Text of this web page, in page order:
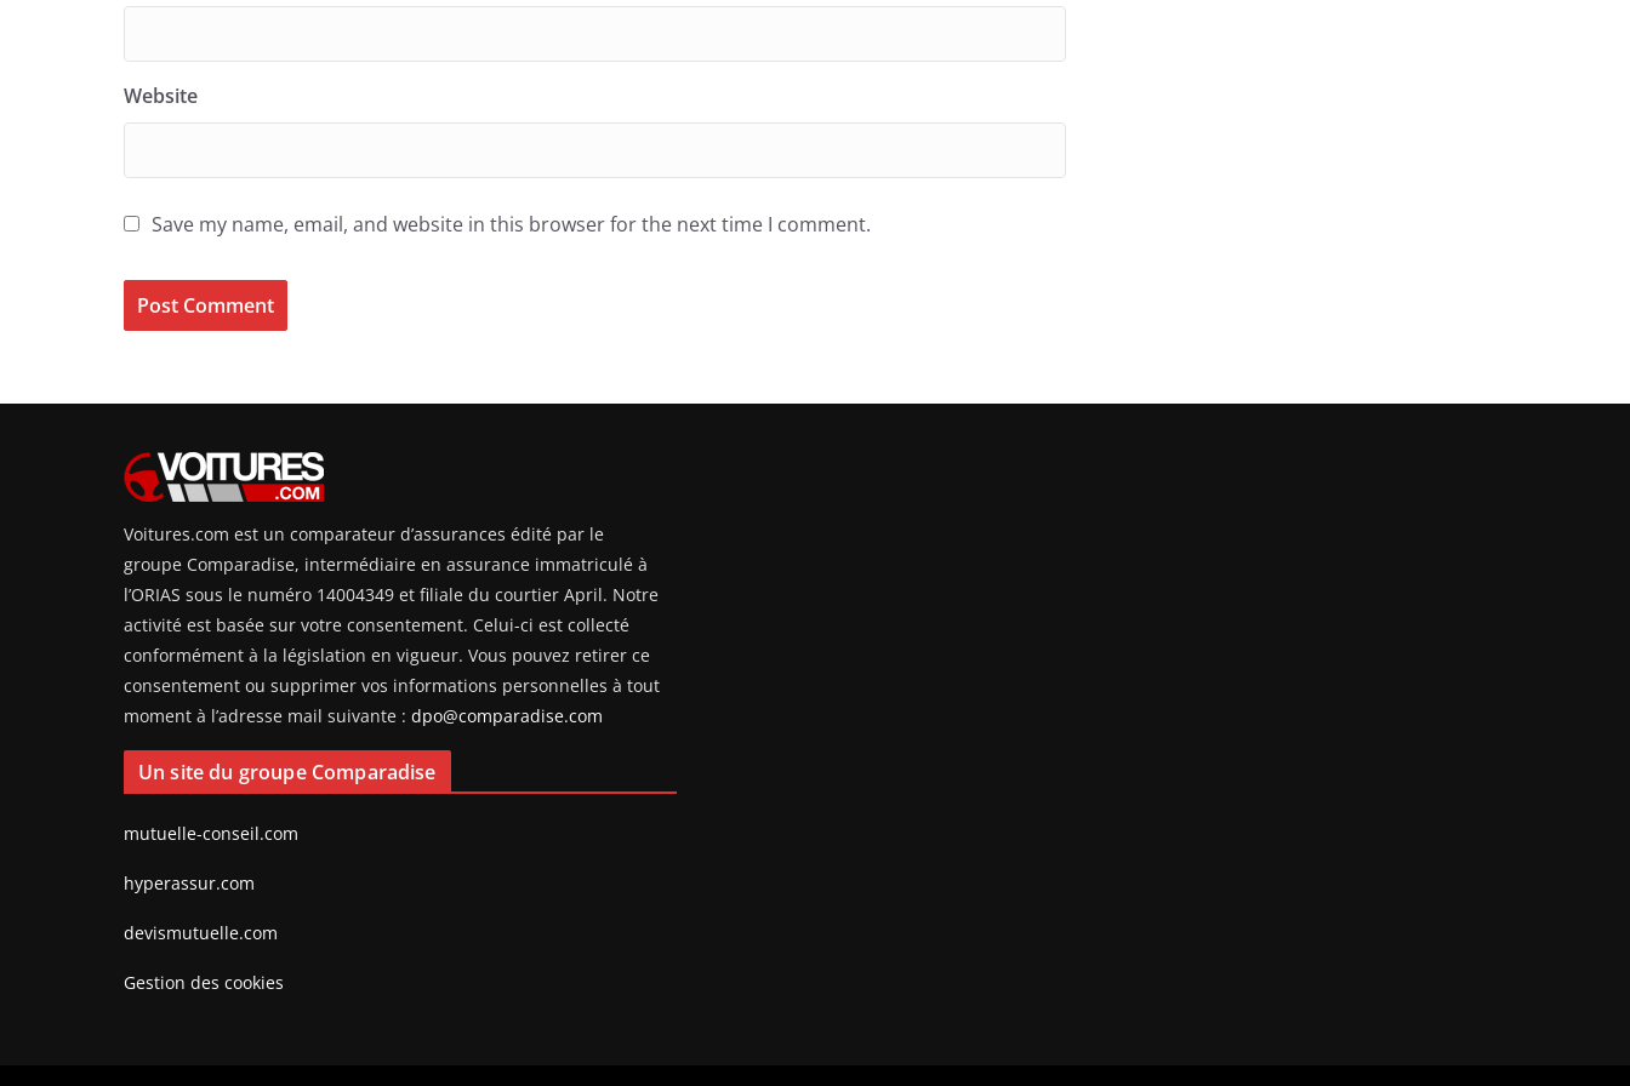
Website
Save my name, email, and website in this browser for the next time I comment.
Voitures.com est un comparateur d’assurances édité par le
groupe Comparadise, intermédiaire en assurance immatriculé à
l’ORIAS sous le numéro 14004349 et filiale du courtier April. Notre
activité est basée sur votre consentement. Celui-ci est collecté
conformément à la législation en vigueur. Vous pouvez retirer ce
consentement ou supprimer vos informations personnelles à tout
moment à l’adresse mail suivante : dpo@comparadise.com
Un site du groupe Comparadise
mutuelle-conseil.com
hyperassur.com
devismutuelle.com
Gestion des cookies